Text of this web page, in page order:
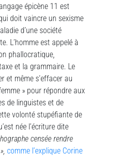
épicène 11 est
doit vaincre un sexisme
d’une société
L’homme est appelé à
phallocratique,
et la grammaire. Le
et même s’effacer au
» pour répondre aux
de linguistes et de
volonté stupéfiante de
née l’écriture dite
censée rendre
comme l’explique Corine